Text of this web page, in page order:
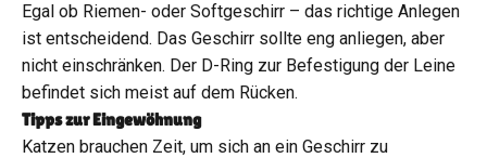
Egal ob Riemen- oder Softgeschirr – das richtige Anlegen
ist entscheidend. Das Geschirr sollte eng anliegen, aber
nicht einschränken. Der D-Ring zur Befestigung der Leine
befindet sich meist auf dem Rücken.
Tipps zur Eingewöhnung
Katzen brauchen Zeit, um sich an ein Geschirr zu